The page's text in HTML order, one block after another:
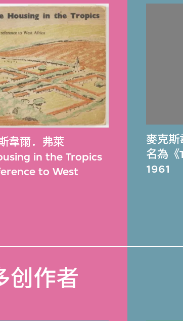
韋爾．弗萊
in the Tropics
to West
麥克斯
名為
1961
创作者